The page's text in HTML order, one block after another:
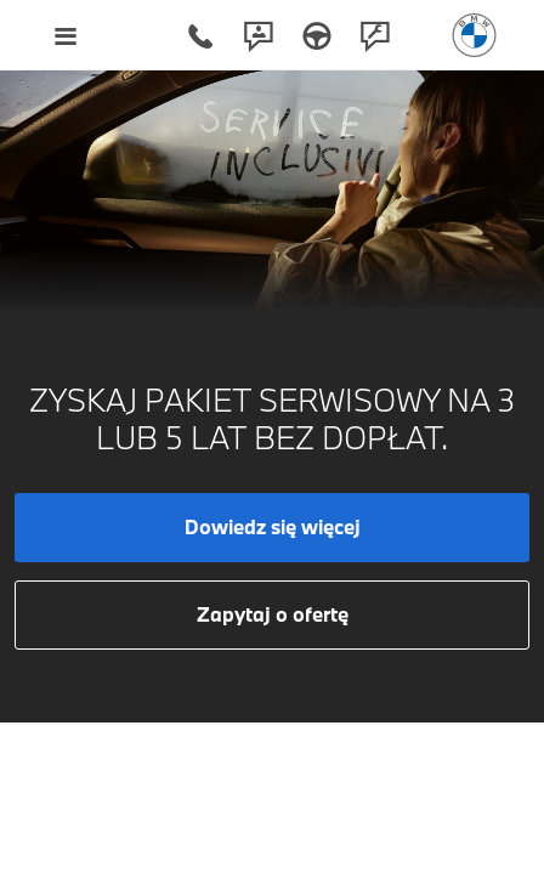
ZYSKAJ PAKIET SERWISOWY NA 3
LUB 5 LAT BEZ DOPŁAT.
Dowiedz się więcej
Zapytaj o ofertę